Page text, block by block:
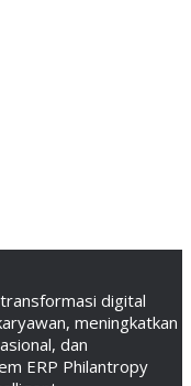
digital
meningkatkan
dan
ERP Philantropy